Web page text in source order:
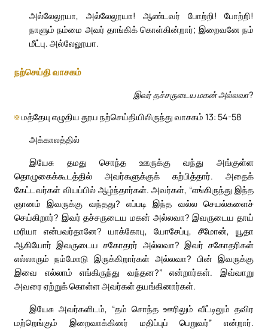
அல்லேலூயா, அல்லேலூயா! ஆண்டவர் போற்றி! போற்றி!
நாளும் நம்மை அவர் தாங்கிக் கொள்கின்றார்; இறைவனே நம்
மீட்பு. அல்லேலூயா.
நற்செய்தி வாசகம்
இவர் தச்சருடைய மகன் அல்லவா?
✠மத்தேயு எழுதிய தூய நற்செய்தியிலிருந்து வாசகம் 13: 54-58
அக்காலத்தில்
இயேசு தமது சொந்த ஊருக்கு வந்து அங்குள்ள
தொழுகைக்கூடத்தில் அவர்களுக்குக் கற்பித்தார். அதைக்
கேட்டவர்கள் வியப்பில் ஆழ்ந்தார்கள். அவர்கள், “எங்கிருந்து இந்த
ஞானம் இவருக்கு வந்தது? எப்படி இந்த வல்ல செயல்களைச்
செய்கிறார்? இவர் தச்சருடைய மகன் அல்லவா? இவருடைய தாய்
மரியா என்பவர்தானே? யாக்கோபு, யோசேப்பு, சீமோன், யூதா
ஆகியோர் இவருடைய சகோதரர் அல்லவா? இவர் சகோதரிகள்
எல்லாரும் நம்மோடு இருக்கிறார்கள் அல்லவா? பின் இவருக்கு
இவை எல்லாம் எங்கிருந்து வந்தன?” என்றார்கள். இவ்வாறு
அவரை ஏற்றுக் கொள்ள அவர்கள் தயங்கினார்கள்.
இயேசு அவர்களிடம், “தம் சொந்த ஊரிலும் வீட்டிலும் தவிர
மற்றெங்கும் இறைவாக்கினர் மதிப்புப் பெறுவர்” என்றார்.